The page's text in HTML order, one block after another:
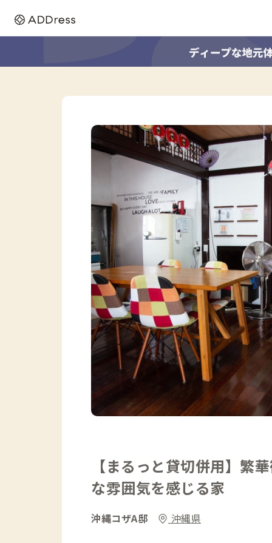
【まるっと貸切併用】繁
な雰囲気を感じる家
沖縄コザA邸 沖縄県